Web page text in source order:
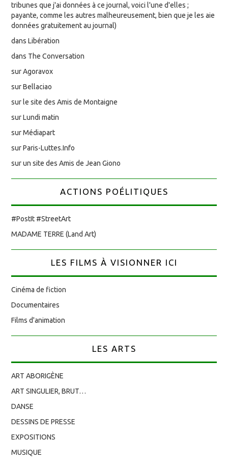
tribunes que j'ai données à ce journal, voici l'une d'elles ;
payante, comme les autres malheureusement, bien que je les aie
données gratuitement au journal)
dans Libération
dans The Conversation
sur Agoravox
sur Bellaciao
sur le site des Amis de Montaigne
sur Lundi matin
sur Médiapart
sur Paris-Luttes.Info
sur un site des Amis de Jean Giono
ACTIONS POÉLITIQUES
#PostIt #StreetArt
MADAME TERRE (Land Art)
LES FILMS À VISIONNER ICI
Cinéma de fiction
Documentaires
Films d'animation
LES ARTS
ART ABORIGÈNE
ART SINGULIER, BRUT…
DANSE
DESSINS DE PRESSE
EXPOSITIONS
MUSIQUE